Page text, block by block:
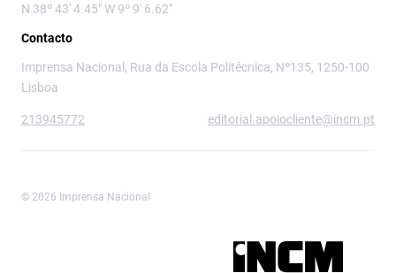
N 38º 43' 4.45" W 9º 9' 6.62"
Contacto
Imprensa Nacional, Rua da Escola Politécnica, Nº135, 1250-100
Lisboa
213945772 editorial.apoiocliente@incm.pt
© 2026 Imprensa Nacional